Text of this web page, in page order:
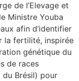
de l’Elevage et
Ministre Youba
afin d’identifier
la fertilité, inspirée
génétique du
de races
Brésil) pour